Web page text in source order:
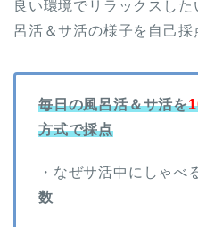
良い環境でリラックスし
呂活＆サ活の様子を自己採
毎日の風呂活＆サ活を
方式で採点
・なぜサ活中にしゃべ
数